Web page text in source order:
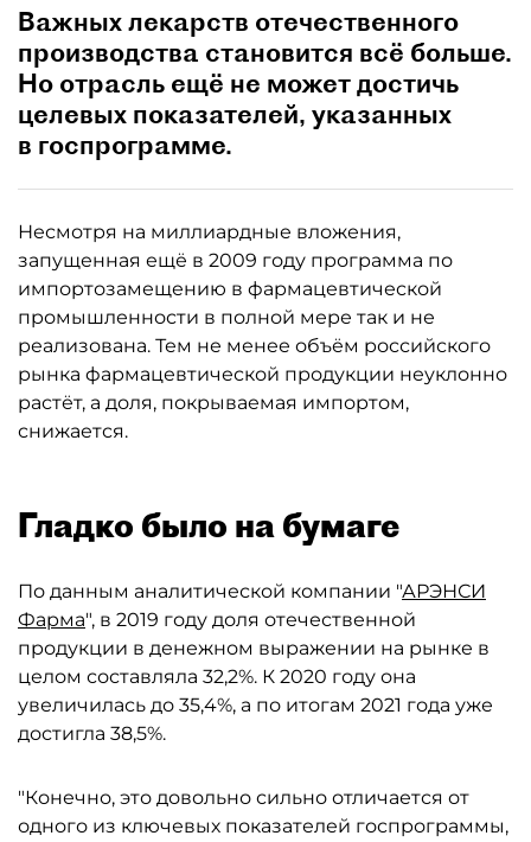
Важных лекарств отечественного
производства становится всё больше.
Но отрасль ещё не может достичь
целевых показателей, указанных
в госпрограмме.
Несмотря на миллиардные вложения,
запущенная ещё в 2009 году программа по
импортозамещению в фармацевтической
промышленности в полной мере так и не
реализована. Тем не менее объём российского
рынка фармацевтической продукции неуклонно
растёт, а доля, покрываемая импортом,
снижается.
Гладко было на бумаге
По данным аналитической компании "АРЭНСИ
Фарма", в 2019 году доля отечественной
продукции в денежном выражении на рынке в
целом составляла 32,2%. К 2020 году она
увеличилась до 35,4%, а по итогам 2021 года уже
достигла 38,5%.
"Конечно, это довольно сильно отличается от
одного из ключевых показателей госпрограммы,